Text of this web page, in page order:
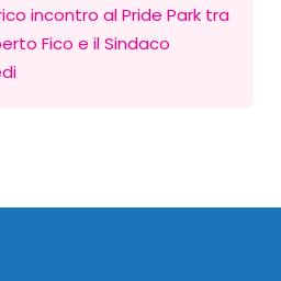
incontro al Pride Park tra
Fico e il Sindaco